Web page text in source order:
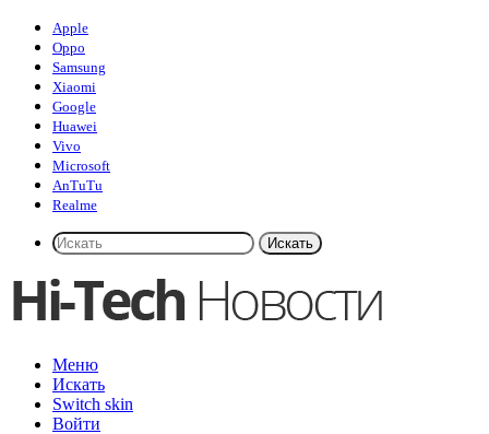
Apple
Oppo
Samsung
Xiaomi
Google
Huawei
Vivo
Microsoft
AnTuTu
Realme
Искать
Меню
Искать
Switch skin
Войти